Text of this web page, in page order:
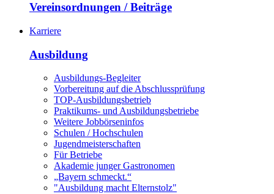
Vereinsordnungen / Beiträge
Karriere
Ausbildung
Ausbildungs-Begleiter
Vorbereitung auf die Abschlussprüfung
TOP-Ausbildungsbetrieb
Praktikums- und Ausbildungsbetriebe
Weitere Jobbörseninfos
Schulen / Hochschulen
Jugendmeisterschaften
Für Betriebe
Akademie junger Gastronomen
„Bayern schmeckt.“
"Ausbildung macht Elternstolz"